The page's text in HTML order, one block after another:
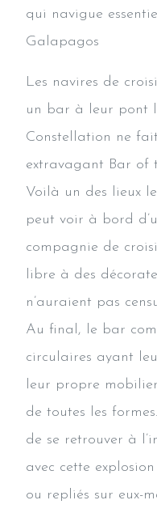
qui navigue
Galapagos
Les navires de
un bar à leur pont
Constellation ne
extravagant Bar of
Voilà un des lieux
peut voir à bord
compagnie de
libre à des
n’auraient pas
Au final, le bar
circulaires ayant
leur propre
de toutes les
de se retrouver à
avec cette
ou repliés sur eux-